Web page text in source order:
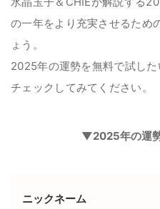
の一年をより充実させるため
ょう。
2025年の運勢を無料で試し
チェックしてみてください。
▼2025年の運
ニックネーム